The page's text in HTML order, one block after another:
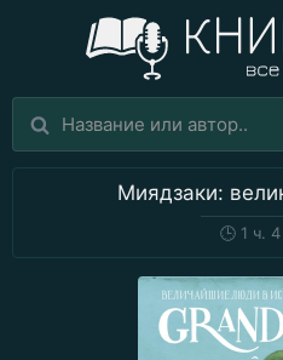
Миядзаки:
🕒 1 ч.